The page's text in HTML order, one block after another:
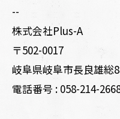
--
株式会社Plus-A
〒502-0017
岐阜県岐阜市長良雄総
電話番号 : 058-214-